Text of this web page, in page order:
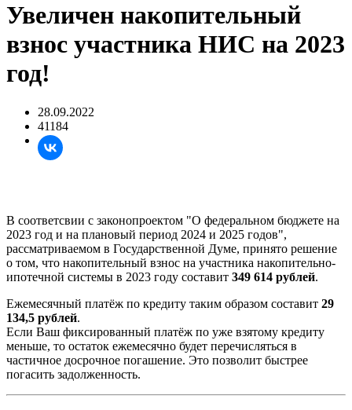
Увеличен накопительный
взнос участника НИС на 2023
год!
28.09.2022
41184
В соответсвии с законопроектом "О федеральном бюджете на
2023 год и на плановый период 2024 и 2025 годов",
рассматриваемом в Государственной Думе, принято решение
о том, что накопительный взнос на участника накопительно-
ипотечной системы в 2023 году составит 349 614 рублей.
Ежемесячный платёж по кредиту таким образом составит 29
134,5 рублей.
Если Ваш фиксированный платёж по уже взятому кредиту
меньше, то остаток ежемесячно будет перечисляться в
частичное досрочное погашение. Это позволит быстрее
погасить задолженность.